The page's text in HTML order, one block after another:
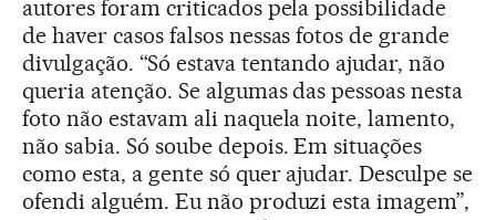
autores foram criticados pela possibilidade
de haver casos falsos nessas fotos de grande
divulgação. “Só estava tentando ajudar, não
queria atenção. Se algumas das pessoas nesta
foto não estavam ali naquela noite, lamento,
não sabia. Só soube depois. Em situações
como esta, a gente só quer ajudar. Desculpe se
ofendi alguém. Eu não produzi esta imagem”,